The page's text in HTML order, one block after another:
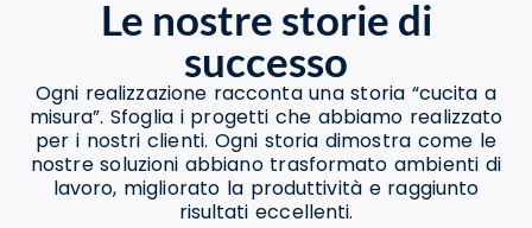
Le nostre storie di
successo
Ogni realizzazione racconta una storia “cucita a
misura”. Sfoglia i progetti che abbiamo realizzato
per i nostri clienti. Ogni storia dimostra come le
nostre soluzioni abbiano trasformato ambienti di
lavoro, migliorato la produttività e raggiunto
risultati eccellenti.